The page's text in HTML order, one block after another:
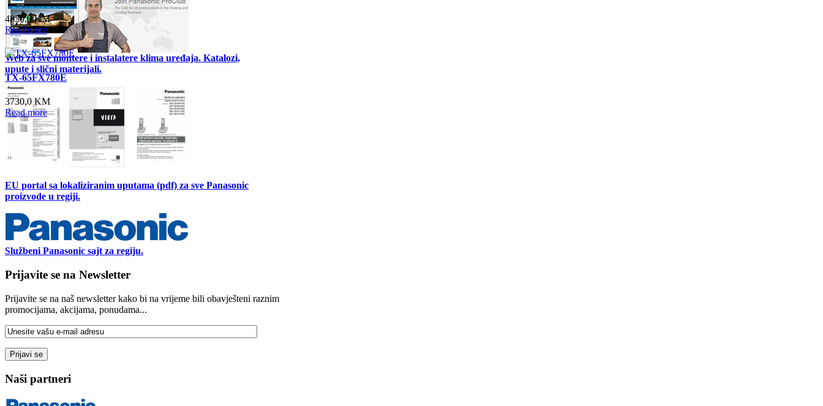
4830,0 KM
Read more
TX-65FX780E
3730,0 KM
Read more
BZ50ZKE
2150,0 KM
Read more
BZ60ZKE
Read more
BZ35ZKE
1420,0 KM
Read more
Web za sve montere i instalatere klima uređaja. Katalozi,
upute i slični materijali.
EU portal sa lokaliziranim uputama (pdf) za sve Panasonic
proizvode u regiji.
Službeni Panasonic sajt za regiju.
Prijavite se na Newsletter
Prijavite se na naš newsletter kako bi na vrijeme bili obavješteni raznim
promocijama, akcijama, ponudama...
Naši partneri